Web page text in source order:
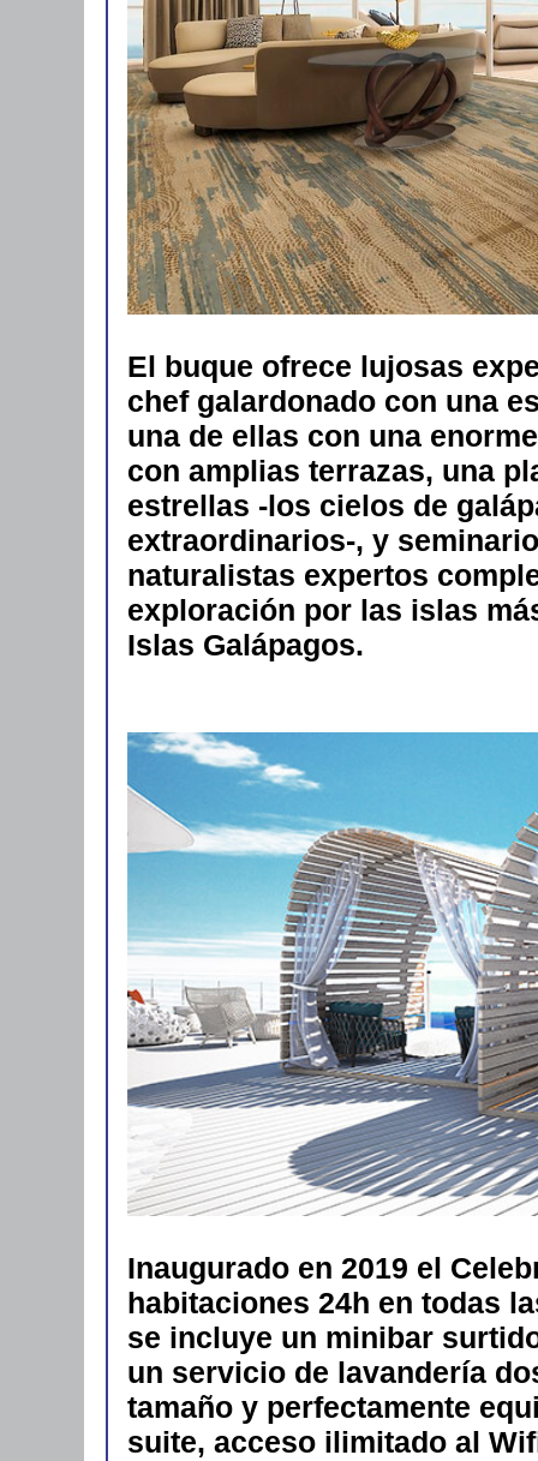
El buque ofrece lujosas
chef galardonado con una
una de ellas con una
con amplias terrazas, una
estrellas -los cielos de
extraordinarios-, y
naturalistas expertos
exploración por las islas
Islas Galápagos.
Inaugurado en 2019 el
habitaciones 24h en todas
se incluye un minibar
un servicio de lavandería
tamaño y perfectamente
suite, acceso ilimitado al